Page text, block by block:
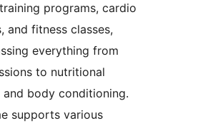
programs, cardio
and fitness classes,
everything from
to nutritional
and body conditioning.
supports various